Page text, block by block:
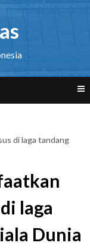
di laga tandang
laga
Dunia